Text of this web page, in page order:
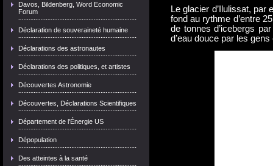
Davos, Bildenberg, Word Economic
Forum
Déclaration de souveraineté humaine
Déclarations des astronautes
Déclarations des politiques, et artistes
Découvertes Astronomie
Découvertes, Déclarations Scientifiques
Département de l'Énergie US
Dépopulation
Des atteintes à la santé
Le glacier d’Ilulissat,
fond au rythme d’entre
de tonnes d’icebergs
d’eau douce par les